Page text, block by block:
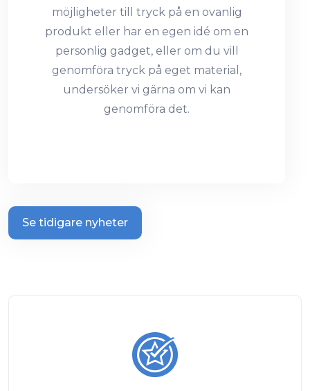
möjligheter till tryck på en ovanlig
produkt eller har en egen idé om en
personlig gadget, eller om du vill
genomföra tryck på eget material,
undersöker vi gärna om vi kan
genomföra det.
Se tidigare nyheter